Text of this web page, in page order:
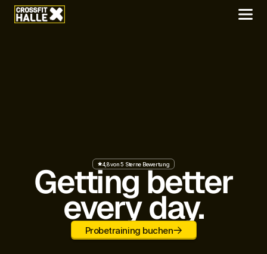
4,8 von 5 Sterne Bewertung
Getting better
every day.
Probetraining buchen